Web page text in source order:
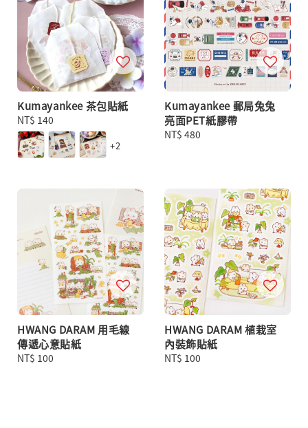
Kumayankee 茶包貼紙
Regular
price
NT$ 140
+2
Kumayankee 郵局兔兔
亮面PET紙膠帶
Regular
NT$ 480
HWANG DARAM 用毛線
傳遞心意貼紙
Regular
NT$ 100
HWANG DARAM 植栽室
內裝飾貼紙
Regular
NT$ 100